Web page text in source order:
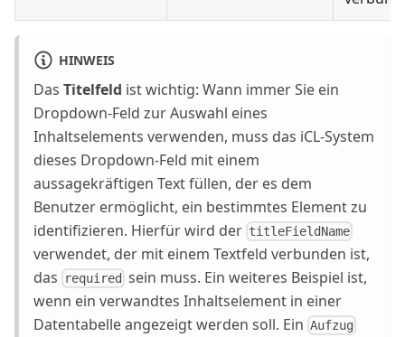
HINWEIS
Das Titelfeld ist wichtig: Wann immer Sie ein
Dropdown-Feld zur Auswahl eines
Inhaltselements verwenden, muss das iCL-System
dieses Dropdown-Feld mit einem
aussagekräftigen Text füllen, der es dem
Benutzer ermöglicht, ein bestimmtes Element zu
identifizieren. Hierfür wird der titleFieldName
verwendet, der mit einem Textfeld verbunden ist,
das
required sein muss. Ein weiteres Beispiel ist,
wenn ein verwandtes Inhaltselement in einer
Datentabelle angezeigt werden soll. Ein Aufzug